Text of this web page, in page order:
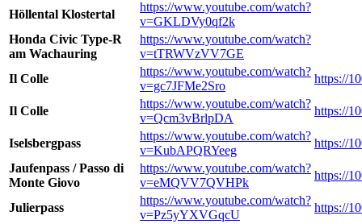
Höllental Klostertal
https://www.youtube.com/watch?
v=GKLDVy0qf2k
Honda Civic Type-R
am Wachauring
https://www.youtube.com/watch?
v=tTRWVzVV7GE
Il Colle
https://www.youtube.com/watch?
v=gc7JFMe2Sro
https://
Il Colle
https://www.youtube.com/watch?
v=Qcm3vBrlpDA
https://
Iselsbergpass
https://www.youtube.com/watch?
v=KubAPQRYeeg
https://
Jaufenpass / Passo di
Monte Giovo
https://www.youtube.com/watch?
v=eMQVV7QVHPk
https://
Julierpass
https://www.youtube.com/watch?
v=Pz5yYXVGqcU
https://